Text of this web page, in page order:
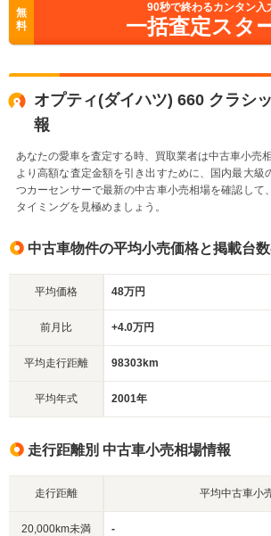
無
料
90秒で終わるカンタン入
一括査定スタ
オプティ(ダイハツ) 660 クラシ
報
あなたの愛車を査定する時、買取業者は中古車小売
より高額な査定金額を引き出すために、国内最大級
つカーセンサーで最新の中古車小売相場を確認して
タイミングを見極めましょう。
中古車物件の平均小売価格と掲載台
平均価格 48万円
前月比 +4.0万円
平均走行距離 98303km
平均年式 2001年
走行距離別 中古車小売相場情報
走行距離 平均中古車小
20,000km未満 -